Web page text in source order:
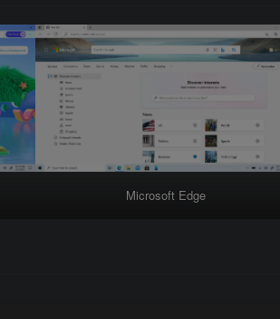
Microsoft Edge